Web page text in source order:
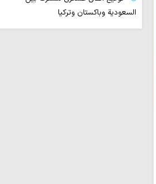
السعودية وباكستان وتركيا
خطيب جمعة طهران: إيران ألحقت